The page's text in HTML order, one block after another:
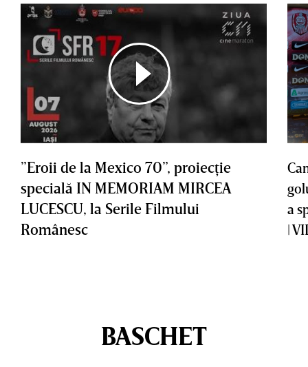
”Eroii de la Mexico 70”, proiecţie
specială IN MEMORIAM MIRCEA
LUCESCU, la Serile Filmului
Românesc
a
|
BASCHET